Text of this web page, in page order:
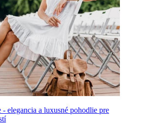
- elegancia a luxusné pohodlie pre